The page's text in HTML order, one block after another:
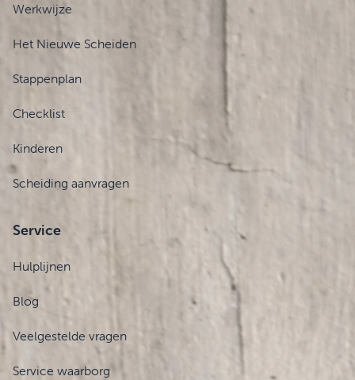
Werkwijze
Het Nieuwe Scheiden
Stappenplan
Checklist
Kinderen
Scheiding aanvragen
Service
Hulplijnen
Blog
Veelgestelde vragen
Service waarborg